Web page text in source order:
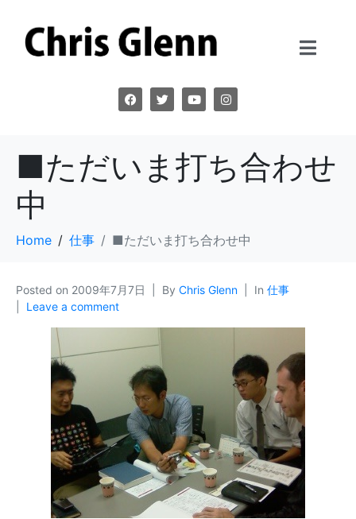
■ただいま打ち合わせ
中
Home 仕事 ■ただいま打ち合わせ中
Posted on 2009年7月7日 By Chris Glenn In 仕事
Leave a comment